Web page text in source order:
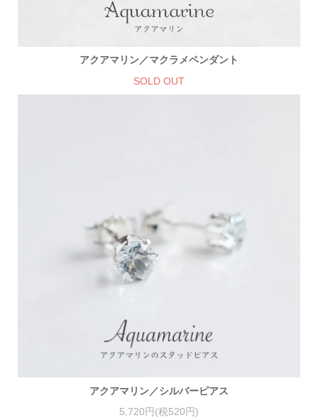
アクアマリン／マクラメペンダント
SOLD OUT
アクアマリン／シルバーピアス
5,720円(税520円)